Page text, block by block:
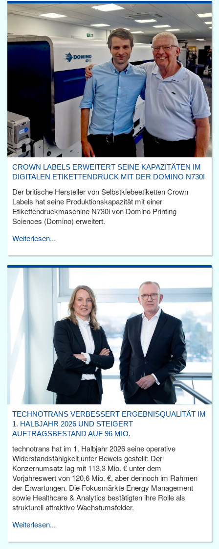
CROWN LABELS ERWEITERT SEINE KAPAZITÄTEN IM
DIGITALEN ETIKETTENDRUCK MIT DER DOMINO N730I
Der britische Hersteller von Selbstklebeetiketten Crown
Labels hat seine Produktionskapazität mit einer
Etikettendruckmaschine N730i von Domino Printing
Sciences (Domino) erweitert.
Weiterlesen...
TECHNOTRANS VERBESSERT ERGEBNISQUALITÄT IM
1. HALBJAHR 2026 UND STEIGERT
AUFTRAGSBESTAND AUF 96 MIO.
technotrans hat im 1. Halbjahr 2026 seine operative
Widerstandsfähigkeit unter Beweis gestellt: Der
Konzernumsatz lag mit 113,3 Mio. € unter dem
Vorjahreswert von 120,6 Mio. €, aber dennoch im Rahmen
der Erwartungen. Die Fokusmärkte Energy Management
sowie Healthcare & Analytics bestätigten ihre Rolle als
strukturell attraktive Wachstumsfelder.
Weiterlesen...